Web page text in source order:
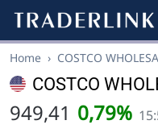
Home › COSTCO
COSTCO
949,41 0,79%